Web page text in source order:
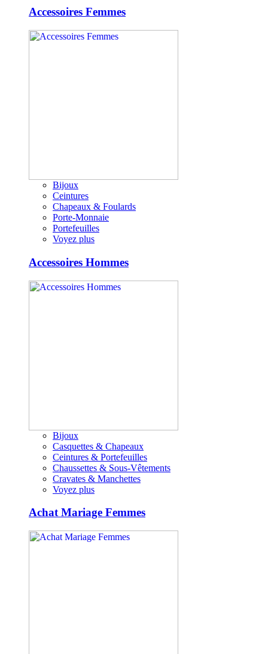
Accessoires Femmes
Bijoux
Ceintures
Chapeaux & Foulards
Porte-Monnaie
Portefeuilles
Voyez plus
Accessoires Hommes
Bijoux
Casquettes & Chapeaux
Ceintures & Portefeuilles
Chaussettes & Sous-Vêtements
Cravates & Manchettes
Voyez plus
Achat Mariage Femmes